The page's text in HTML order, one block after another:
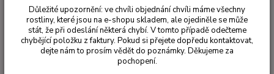
Chryzantémy Multiflora – Rozina - 3238
Multiflora – Rozina - 3238
Důležité upozornění: ve chvíli objednání chvíli máme všechny
rostliny, které jsou na e-shopu skladem, ale ojediněle se může
stát, že při odeslání některá chybí. V tomto případě odečteme
chybějící položku z faktury. Pokud si přejete dopředu kontaktovat,
dejte nám to prosím vědět do poznámky. Děkujeme za
pochopení.